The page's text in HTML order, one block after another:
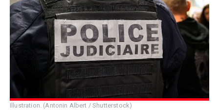
Illustration. (Antonin Albert / Shutterstock)